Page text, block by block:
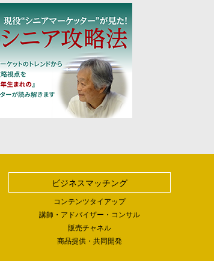
ビジネスマッチング
コンテンツタイアップ
講師・アドバイザー・コンサル
販売チャネル
商品提供・共同開発